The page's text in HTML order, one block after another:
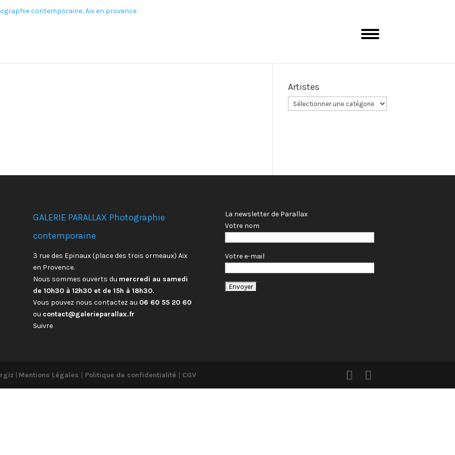
Artistes
GALERIE PARALLAX Photographie
contemporaine
3 rue des Epinaux (place des trois ormeaux) Aix
en Provence.
Nous sommes ouverts du mercredi au samedi
de 10h30 à 12h30 et de 15h à 18h30.
Vous pouvez nous contactez au 06 60 55 20 60
ou contact@galerieparallax.fr
Suivre
La newsletter de Parallax
Votre nom
Votre e-mail
| Mentions Légales | Politique de confidentialité | CGV